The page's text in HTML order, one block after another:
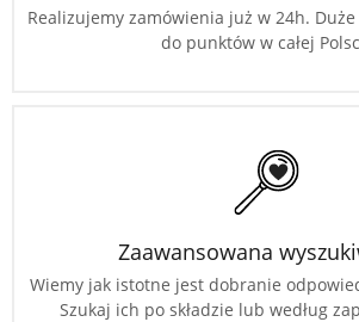
Realizujemy zamówienia już w 24h. Duże
do punktów w całej
Zaawansowana
Wiemy jak istotne jest dobranie
Szukaj ich po składzie lub według